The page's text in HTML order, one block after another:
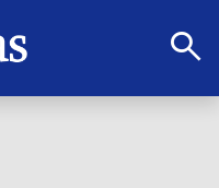
search